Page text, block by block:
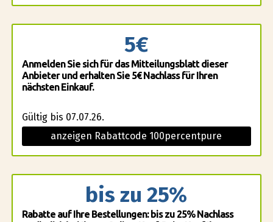
5€
Anmelden Sie sich für das Mitteilungsblatt dieser
Anbieter und erhalten Sie 5€ Nachlass für Ihren
nächsten Einkauf.
Gültig bis 07.07.26.
anzeigen Rabattcode 100percentpure
bis zu 25%
Rabatte auf Ihre Bestellungen: bis zu 25% Nachlass